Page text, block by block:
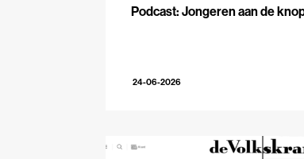
Podcast: Jongeren aan de
24-06-2026